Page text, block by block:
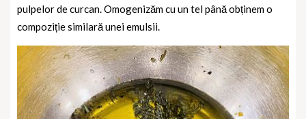
pulpelor de curcan. Omogenizăm cu un tel până obținem o
compoziție similară unei emulsii.